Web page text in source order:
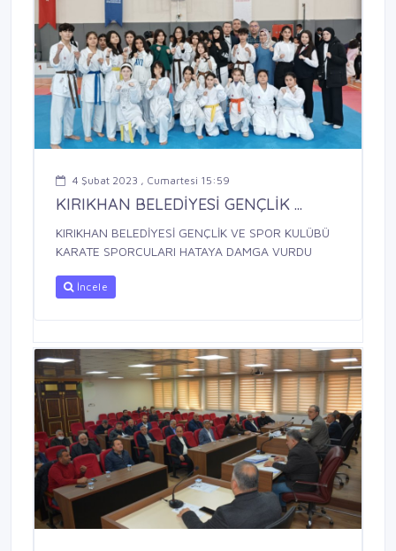
4 Şubat 2023 , Cumartesi 15:59
KIRIKHAN BELEDİYESİ GENÇLİK ...
KIRIKHAN BELEDİYESİ GENÇLİK VE SPOR KULÜBÜ
KARATE SPORCULARI HATAYA DAMGA VURDU
İncele